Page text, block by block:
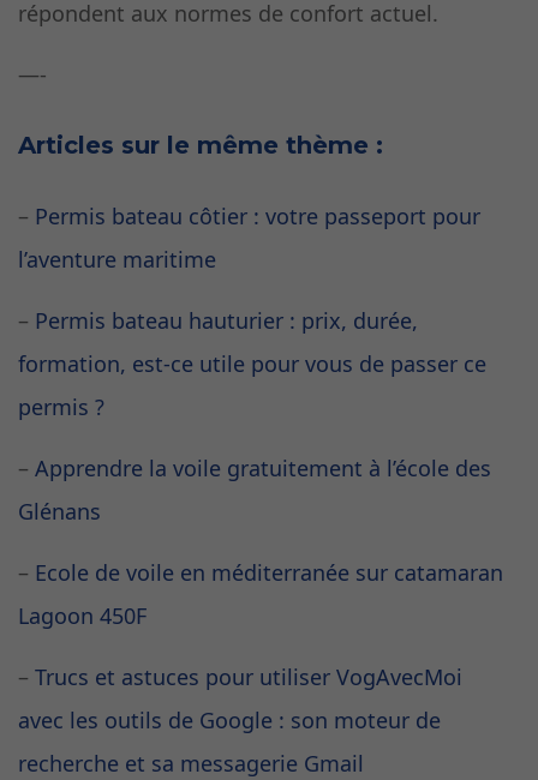
répondent aux normes de confort actuel.
—-
Articles sur le même thème :
– Permis bateau côtier : votre passeport pour
l’aventure maritime
– Permis bateau hauturier : prix, durée,
formation, est-ce utile pour vous de passer ce
permis ?
– Apprendre la voile gratuitement à l’école des
Glénans
– Ecole de voile en méditerranée sur catamaran
Lagoon 450F
– Trucs et astuces pour utiliser VogAvecMoi
avec les outils de Google : son moteur de
recherche et sa messagerie Gmail